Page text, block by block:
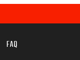
FAQ